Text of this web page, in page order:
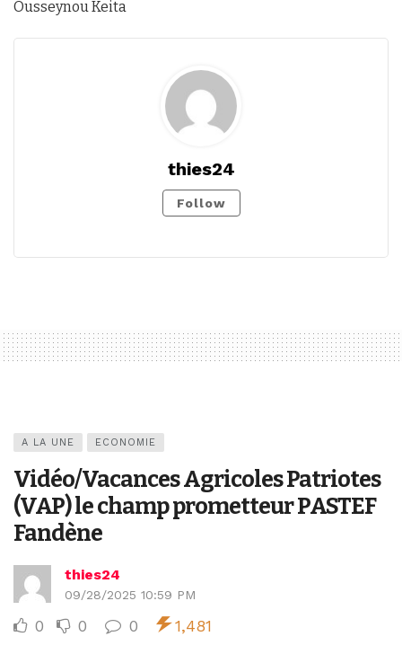
Ousseynou Keita
thies24
Follow
A LA UNE ECONOMIE
Vidéo/Vacances Agricoles Patriotes
(VAP) le champ prometteur PASTEF
Fandène
thies24
09/28/2025 10:59 PM
0 0 0 1,481